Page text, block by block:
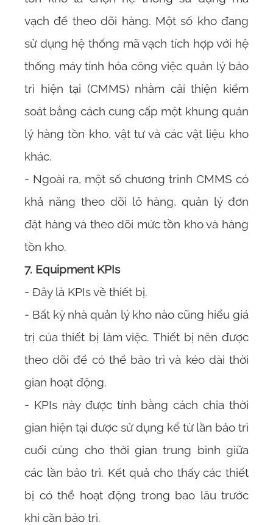
vạch để theo dõi hàng. Một số kho đang
sử dụng hệ thống mã vạch tích hợp với hệ
thống máy tính hóa công việc quản lý bảo
trì hiện tại (CMMS) nhằm cải thiện kiểm
soát bằng cách cung cấp một khung quản
lý hàng tồn kho, vật tư và các vật liệu kho
khác.
- Ngoài ra, một số chương trình CMMS có
khả năng theo dõi lô hàng, quản lý đơn
đặt hàng và theo dõi mức tồn kho và hàng
tồn kho.
7. Equipment KPIs
- Đây là KPIs về thiết bị.
- Bất kỳ nhà quản lý kho nào cũng hiểu giá
trị của thiết bị làm việc. Thiết bị nên được
theo dõi để có thể bảo trì và kéo dài thời
gian hoạt động.
- KPIs này được tính bằng cách chia thời
gian hiện tại được sử dụng kể từ lần bảo trì
cuối cùng cho thời gian trung bình giữa
các lần bảo trì. Kết quả cho thấy các thiết
bị có thể hoạt động trong bao lâu trước
khi cần bảo trì.